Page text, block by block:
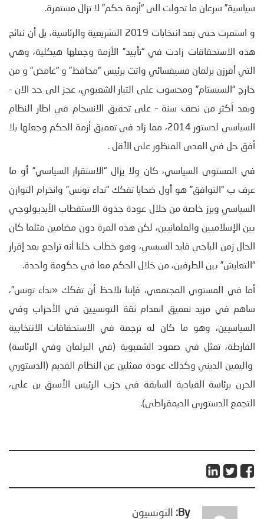
سياسية” سرعان ما تحولت الى “أزمة حكم” لا تزال مستمرة.
و استمرت حتى بعد انتخابات 2019 التشريعية والرئاسية، بل أن نتائج
هذه الاستحقاقات زادت في “تأبيد” الأزمة وجعلها هيكلية، وهي
التي أفرزن برلمان فسيفسائي واتت برئيس “محافظ” و “غامض” و من
خارج “السيستام” ومحسوب على التيار الشعبوي، عجز الى حد الان –
وبعد أكثر من نصف سنة – على تحقيق الانسجام في اطار النظام
السياسي لدستور 2014، مما زاد في تعميق أزمة الحكم وجعلها بلا
أفق حل في المدى المنظور على الأقل .
في المستوى السياسي، كان ولا يزال “الاستقرار السياسي” أو ما
عرف ب “التوافق” هو أول ضحايا تفكك “نداء تونس” وانخرام التوازن
السياسي وبرز خاصة من خلال عودة جذوة الاستقطاب الأيديولوجي
بين الإسلاميين والعلمانيين، لكن هذه المرة دون مضامين مثلما كان
الحال زمن الباجي قايد السبسي، وهو خطاب خلنا أنه تراجع بعد إقرار
“التعايش” بين الطرفين، من خلال الحكم معا في حكومة واحدة.
أما في المستوي المجتمعي، فإننا نلاحظ أن تفكك «نداء تونس”،
ساهم في مزيد تعميق انعدام ثقة التونسيين في الأحزاب وفي
السياسيين، وهو ما كان له ترجمة في الاستحقاقات الانتخابية
الفارطة، تمثل في صعود الشعبوية (في البرلمان وفي الرئاسة)
واليمين الديني وكذلك عودة ممثلين عن النظام القديم (الدستوري
الحرن برئاسة القيادية السابقة في حزب الرئيس الأسبق بن علي،
التجمع الدستوري الديمقراطي).
By: التونسيون